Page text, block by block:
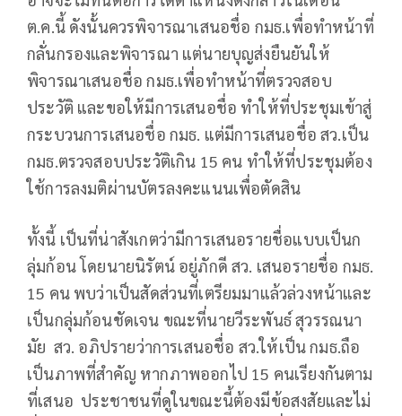
ต.ค.นี้ ดังนั้นควรพิจารณาเสนอชื่อ กมธ.เพื่อทำหน้าที่
กลั่นกรองและพิจารณา แต่นายบุญส่งยืนยันให้
พิจารณาเสนอชื่อ กมธ.เพื่อทำหน้าที่ตรวจสอบ
ประวัติ และขอให้มีการเสนอชื่อ ทำให้ที่ประชุมเข้าสู่
กระบวนการเสนอชื่อ กมธ. แต่มีการเสนอชื่อ สว.เป็น
กมธ.ตรวจสอบประวัติเกิน 15 คน ทำให้ที่ประชุมต้อง
ใช้การลงมติผ่านบัตรลงคะแนนเพื่อตัดสิน
ทั้งนี้ เป็นที่น่าสังเกตว่ามีการเสนอรายชื่อแบบเป็นก
ลุ่มก้อน โดยนายนิรัตน์ อยู่ภักดี สว. เสนอรายชื่อ กมธ.
15 คน พบว่าเป็นสัดส่วนที่เตรียมมาแล้วล่วงหน้าและ
เป็นกลุ่มก้อนชัดเจน ขณะที่นายวีระพันธ์ สุวรรณนา
มัย สว. อภิปรายว่าการเสนอชื่อ สว.ให้เป็น กมธ.ถือ
เป็นภาพที่สำคัญ หากภาพออกไป 15 คนเรียงกันตาม
ที่เสนอ ประชาชนที่ดูในขณะนี้ต้องมีข้อสงสัยและไม่